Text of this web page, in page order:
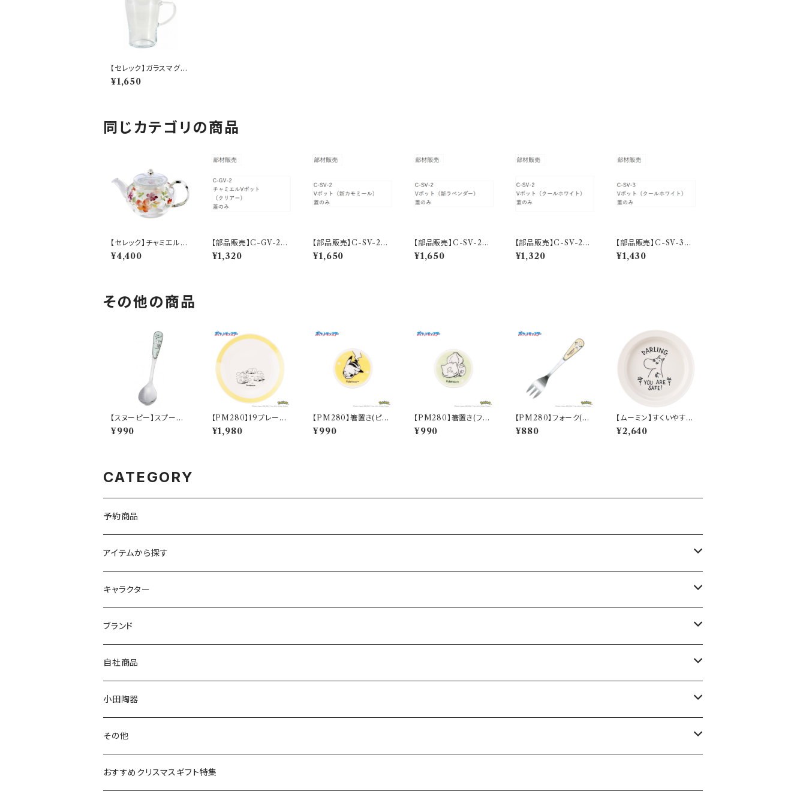
【セレック】ガラスマグカ
ップ（クリアー）【C-GA
M-58】
¥1,650
同じカテゴリの商品
【セレック】チャミエルV
ポット（フローリスト）【C
-GVP-27A】
¥4,400
【部品販売】C-GV-2
チャミエルVポット フ
タ（クリアー）
¥1,320
【部品販売】C-SV-2
Vポット フタ（新カモミ
ール）
¥1,650
【部品販売】C-SV-2
Vポット フタ（新ラベン
ダー）
¥1,650
【部品販売】C-SV-2
Vポット フタ（クールホ
ワイト）
¥1,320
【部品販売】C-SV-3
Vポット フタ（クールホ
ワイト）
¥1,430
その他の商品
【スヌーピー】スプーン
（グリーン）【シーズン】
¥990
【PM280】19プレート
(旅立ち)【Daily Sketc
h】PM285-330
¥1,980
【PM280】箸置き(ピカ
チュウ)【Daily Sketch】
PM284-402
¥990
【PM280】箸置き(フシ
ギダネ)【Daily Sketc
h】PM281-402
¥990
【PM280】フォーク(ピ
カチュウ)【Daily Sketc
h】PM284-851
¥880
【ムーミン】すくいやすい
カレー皿（ムーミン）【M
M9000】MM9001-3
¥2,640
CATEGORY
予約商品
アイテムから探す
九谷焼
マグ＆カップ
プレート
ボウル
ガラスウェア
カトラリー
キャラクター
ムーミン
80th記念アイテム
リトルミイの日記念アイテム
MOOMIN ANIMATION
スヌーピー
ピーターラビット
ポケットモンスター
ブランド
LA AMYS(エミーズ)
LISA LARSON(リサラーソン)
LAURA ASHLEY(ローラ アシュレイ)
Finlayson(フィンレイソン)
自社商品
ねこ企画
Cecera(セセラ)
CELEC(セレック)
小田陶器
さざなみ
吉祥
その他
リサイクル食器
おすすめクリスマスギフト特集